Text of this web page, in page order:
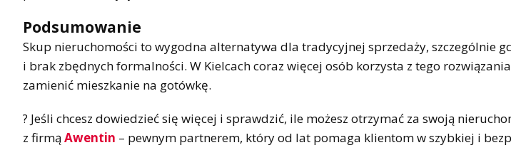
Podsumowanie
Skup nieruchomości to wygodna alternatywa dla tradycyjnej sprzedaży, szczególnie
i brak zbędnych formalności. W Kielcach coraz więcej osób korzysta z tego
zamienić mieszkanie na gotówkę.
? Jeśli chcesz dowiedzieć się więcej i sprawdzić, ile możesz otrzymać za swoją
z firmą Awentin – pewnym partnerem, który od lat pomaga klientom w szybkiej i